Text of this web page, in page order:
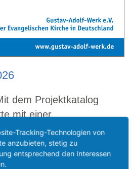
dem Projektkatalog
mit einer
Höhe von 1,9 Millionen
50 evangelischen Partnerkirchen
Tracking-Technologien von
anzubieten, stetig zu
entsprechend den Interessen